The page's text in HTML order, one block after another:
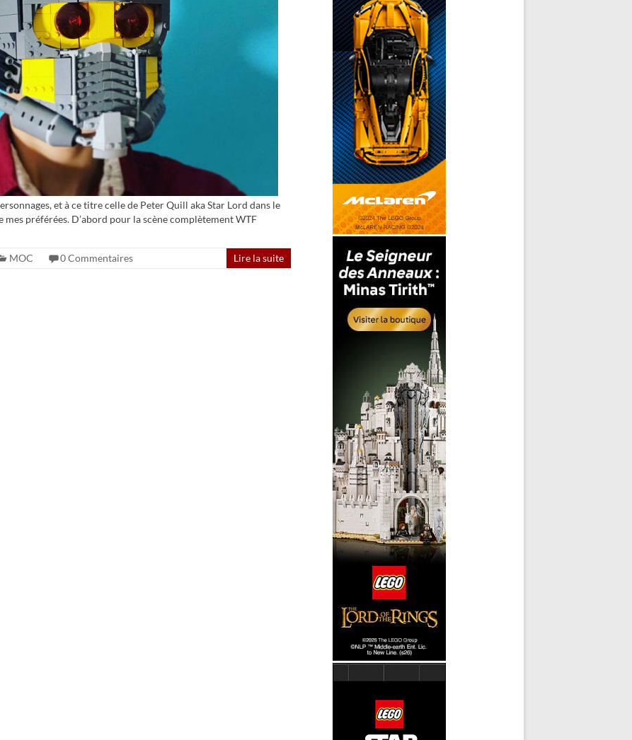
et à ce titre celle de Peter Quill aka Star Lord dans le
mes préférées. D’abord pour la scène complètement WTF
MOC 0 Commentaires Lire la suite